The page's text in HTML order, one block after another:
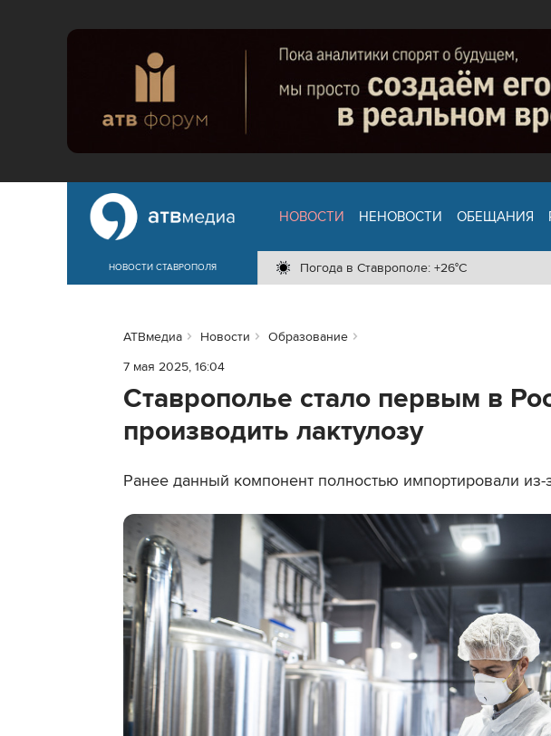
НОВОСТИ СТАВРОПОЛЯ
НОВОСТИ НЕНОВОСТИ ОБЕЩАНИЯ
Погода в Ставрополе: +26°C
АТВмедиа Новости
Образование
7 мая 2025, 16:04
Ставрополье стало первым в
производить лактулозу
Ранее данный компонент полностью импортировали из-